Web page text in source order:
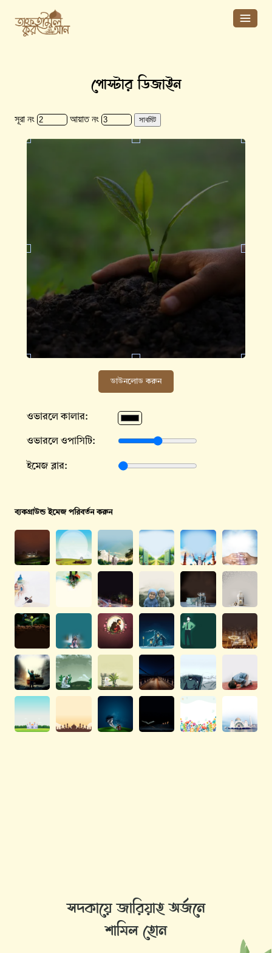
পোস্টার ডিজাইন
সূরা নং আয়াত নং সাবমিট
ডাউনলোড করুন
ওভারলে কালার:
ওভারলে ওপাসিটি:
ইমেজ ব্লার:
ব্যকগ্রাউন্ড ইমেজ পরিবর্তন করুন
সদকায়ে জারিয়াহ অর্জনে
শামিল হোন